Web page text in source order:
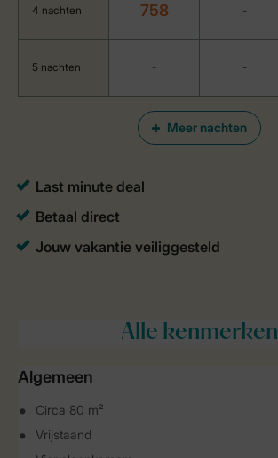
Meer nachten
4 nachten 758 -
5 nachten - -
Alle kenmerken
Algemeen
Circa 80 m²
Vrijstaand